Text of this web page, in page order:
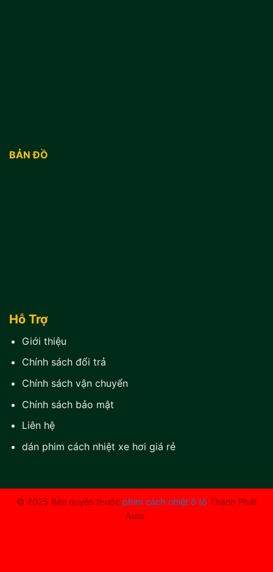
BẢN ĐỒ
Hỗ Trợ
Giới thiệu
Chính sách đổi trả
Chính sách vận chuyển
Chính sách bảo mật
Liên hệ
dán phim cách nhiệt xe hơi giá rẻ
© 2025 Bản quyền thuộc phim cách nhiệt ô tô Thành Phát
Auto.